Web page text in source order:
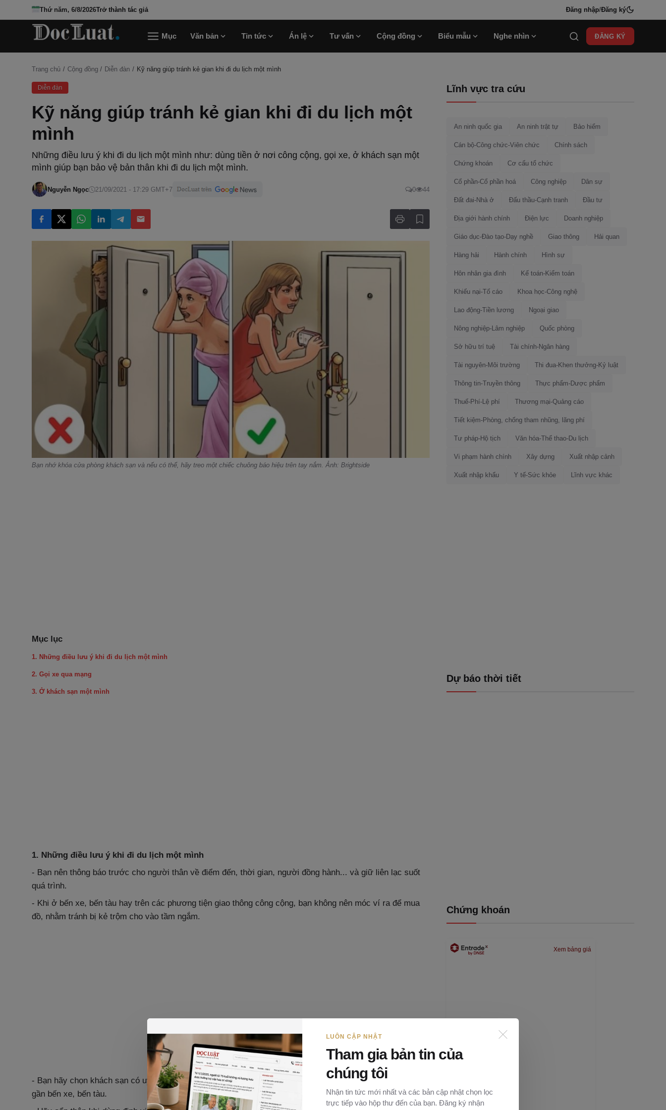
Thứ năm, 6/8/2026Trở thành tác giả Đăng nhập/Đăng ký
Mục Văn bản Tin tức Án lệ Tư vấn Cộng đồng Biểu mẫu Nghe nhìn ĐĂNG KÝ
Trang chủ Cộng đồng Diễn đàn Kỹ năng giúp tránh kẻ gian khi đi du lịch một mình
Diễn đàn
Kỹ năng giúp tránh kẻ gian khi đi du lịch một
mình
Những điều lưu ý khi đi du lịch một mình như: dùng tiền ở nơi công cộng, gọi xe, ở khách sạn một
mình giúp bạn bảo vệ bản thân khi đi du lịch một mình.
Nguyễn Ngọc 21/09/2021 - 17:29 GMT+7 0 44
Bạn nhớ khóa cửa phòng khách sạn và nếu có thể, hãy treo một chiếc chuông báo hiệu trên tay nắm. Ảnh: Brightside
Mục lục
1. Những điều lưu ý khi đi du lịch một mình
2. Gọi xe qua mạng
3. Ở khách sạn một mình
1. Những điều lưu ý khi đi du lịch một mình
- Bạn nên thông báo trước cho người thân về điểm đến, thời gian, người đồng hành... và giữ liên lạc suốt
quá trình.
- Khi ở bến xe, bến tàu hay trên các phương tiện giao thông công cộng, bạn không nên móc ví ra để mua
đồ, nhằm tránh bị kẻ trộm cho vào tầm ngắm.
- Bạn hãy chọn khách sạn có uy tín, tìm hiểu trước qua các đánh giá trên mạng, tránh các khách sạn ở
gần bến xe, bến tàu.
Lĩnh vực tra cứu
An ninh quốc gia An ninh trật tự Bảo hiểm
Cán bộ-Công chức-Viên chức Chính sách
Chứng khoán Cơ cấu tổ chức
Cổ phần-Cổ phần hoá Công nghiệp Dân sự
Đất đai-Nhà ở Đấu thầu-Cạnh tranh Đầu tư
Địa giới hành chính Điện lực Doanh nghiệp
Giáo dục-Đào tạo-Dạy nghề Giao thông Hải quan
Hàng hải Hành chính Hình sự
Hôn nhân gia đình Kế toán-Kiểm toán
Khiếu nại-Tố cáo Khoa học-Công nghệ
Lao động-Tiền lương Ngoại giao
Nông nghiệp-Lâm nghiệp Quốc phòng
Sở hữu trí tuệ Tài chính-Ngân hàng
Tài nguyên-Môi trường Thi đua-Khen thưởng-Kỷ luật
Thông tin-Truyền thông Thực phẩm-Dược phẩm
Thuế-Phí-Lệ phí Thương mại-Quảng cáo
Tiết kiệm-Phòng, chống tham nhũng, lãng phí
Tư pháp-Hộ tịch Văn hóa-Thể thao-Du lịch
Vi phạm hành chính Xây dựng Xuất nhập cảnh
Xuất nhập khẩu Y tế-Sức khỏe Lĩnh vực khác
Dự báo thời tiết
Chứng khoán
Xem bảng giá
LUÔN CẬP NHẬT
Tham gia bản tin của
chúng tôi
Nhận tin tức mới nhất và các bản cập nhật chọn lọc
trực tiếp vào hộp thư đến của bạn. Đăng ký nhận